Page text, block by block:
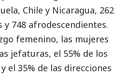
Chile y Nicaragua, 262
y 748 afrodescendientes.
femenino, las mujeres
jefaturas, el 55% de los
el 35% de las direcciones